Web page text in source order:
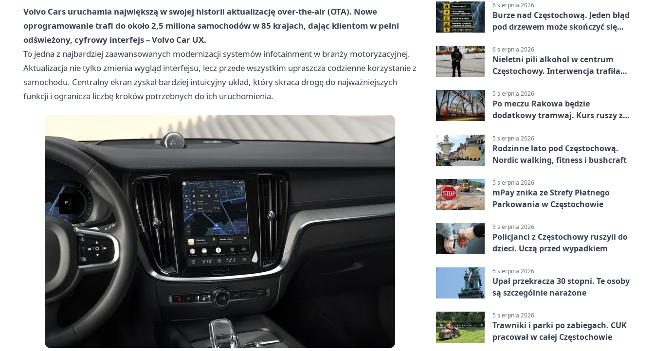
Volvo Cars uruchamia największą w swojej historii aktualizację over-the-air (OTA). Nowe
oprogramowanie trafi do około 2,5 miliona samochodów w 85 krajach, dając klientom w pełni
odświeżony, cyfrowy interfejs – Volvo Car UX.
To jedna z najbardziej zaawansowanych modernizacji systemów infotainment w branży motoryzacyjnej.
Aktualizacja nie tylko zmienia wygląd interfejsu, lecz przede wszystkim upraszcza codzienne korzystanie z
samochodu. Centralny ekran zyskał bardziej intuicyjny układ, który skraca drogę do najważniejszych
funkcji i ogranicza liczbę kroków potrzebnych do ich uruchomienia.
6 sierpnia 2026
Burze nad Częstochową. Jeden błąd
pod drzewem może skończyć się
6 sierpnia 2026
Nieletni pili alkohol w centrum
Częstochowy. Interwencja trafiła
5 sierpnia 2026
Po meczu Rakowa będzie
dodatkowy tramwaj. Kurs ruszy ze
5 sierpnia 2026
Rodzinne lato pod Częstochową.
Nordic walking, fitness i bushcraft
5 sierpnia 2026
mPay znika ze Strefy Płatnego
Parkowania w Częstochowie
5 sierpnia 2026
Policjanci z Częstochowy ruszyli do
dzieci. Uczą przed wypadkiem
5 sierpnia 2026
Upał przekracza 30 stopni. Te osoby
są szczególnie narażone
5 sierpnia 2026
Trawniki i parki po zabiegach. CUK
pracował w całej Częstochowie